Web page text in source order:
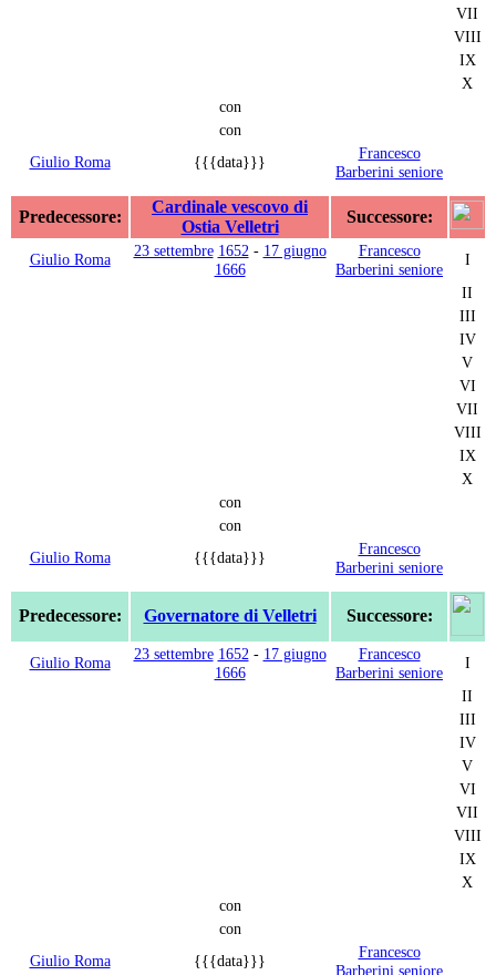
VII
VIII
IX
X
con
con
Giulio Roma
{{{data}}}
Francesco
Barberini seniore
Predecessore:
Cardinale vescovo di
Ostia Velletri
Successore:
Giulio Roma 23 settembre 1652 - 17 giugno
1666
Francesco
Barberini seniore
I
II
III
IV
V
VI
VII
VIII
IX
X
con
con
Giulio Roma
{{{data}}}
Francesco
Barberini seniore
Predecessore: Governatore di Velletri Successore:
Giulio Roma 23 settembre 1652 - 17 giugno
1666
Francesco
Barberini seniore
I
II
III
IV
V
VI
VII
VIII
IX
X
con
con
Giulio Roma
{{{data}}}
Francesco
Barberini seniore